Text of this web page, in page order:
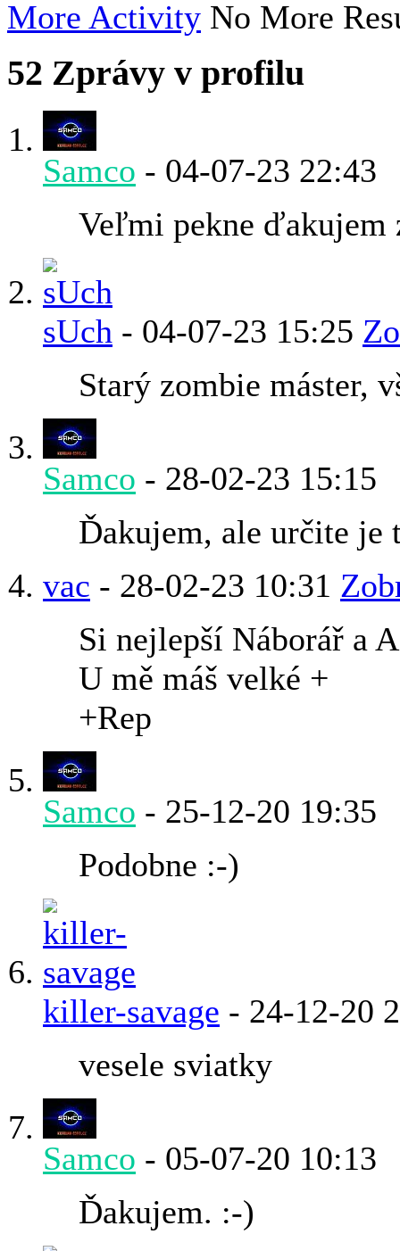
More Activity No More
52 Zprávy v profilu
Samco - 04-07-23 22:43
Veľmi pekne ďakujem
sUch - 04-07-23 15:25
Starý zombie máster,
Samco - 28-02-23 15:15
Ďakujem, ale určite
vac - 28-02-23 10:31
Si nejlepší Náborář a
U mě máš velké +
+Rep
Samco - 25-12-20 19:35
Podobne :-)
killer-savage - 24-12-20
vesele sviatky
Samco - 05-07-20 10:13
Ďakujem. :-)